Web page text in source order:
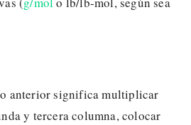
anterior significa multiplicar
y tercera columna, colocar